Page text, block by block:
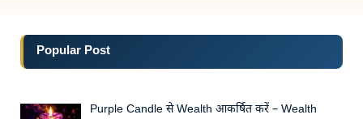
Popular Post
Purple Candle से Wealth आकर्षित करें – Wealth